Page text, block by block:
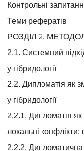
Контрольні
Теми рефератів
РОЗДІЛ 2.
2.1. Системний
у гібридології
2.2. Дипломатія як
у гібридології
2.2.1. Дипломатія як
локальні конфлікти;
2.2.2. Дипломатична